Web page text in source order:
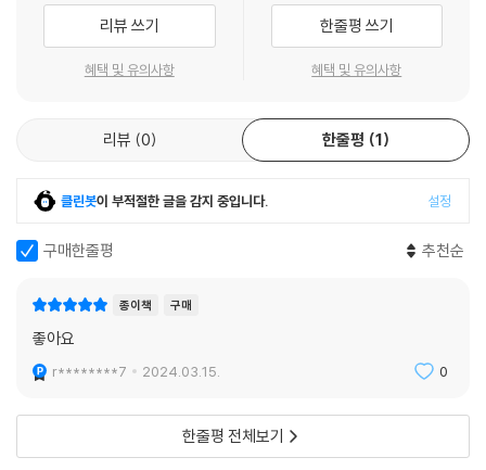
려 있어 아이들의 ‘스스로 학습’을 도와줄 거예요.
귀로 들으면서 즐길 수 있는 ‘오디오북 서비스’ 제공!
이 그림책은 오디오북도 함께 즐길 수 있어요. 이 책의 앞 면지에 실려 있는
QR 코드를 스마트폰으로 스캔하면 오디오북 서비스를 바로 이용할 수 있
어요. 부모님이 아이를 깨우거나 재울 때, 또는 장거리 여행 시 차 안에서도
책과 스마트폰만 있으면 언제든지 신기하고 흥미로운 과학의 세계에 풍덩
다 보면 과학이 좀 더 재미있고 친근하게 느껴질 거예요.
[과학 속 원리 쏙] 시리즈 소개
지식 그림책 시리즈예요. 이야기를 재미있게 읽다 보면 저절로 과학의 원
리와 개념을 깨우칠 수 있답니다.
누리과정/초등 교과 연계 가능
리뷰 쓰기
혜택 및 유의사항
한줄평 쓰기
혜택 및 유의사항
리뷰 0 한줄평 1
클린봇이 부적절한 글을 감지 중입니다. 설정
구매한줄평 추천순
종이책 구매
좋아요
r********7 2024.03.15. 0
한줄평 전체보기